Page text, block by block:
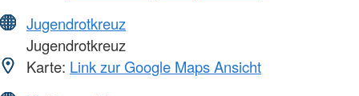
Jugendrotkreuz
Jugendrotkreuz
Karte: Link zur Google Maps Ansicht